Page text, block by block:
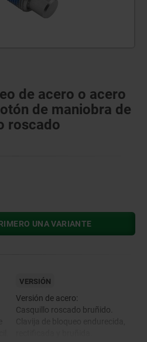
de acero o acero
de maniobra de
roscado
UNA VARIANTE
VERSIÓN
Versión de acero:
Casquillo roscado bruñido.